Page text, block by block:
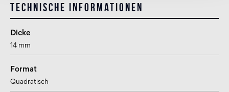
Technische Informationen
Dicke
14 mm
Format
Quadratisch